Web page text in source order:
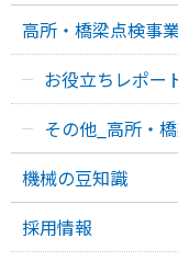
高所・橋梁点検事
お役立ちレポー
その他_高所・
機械の豆知識
採用情報